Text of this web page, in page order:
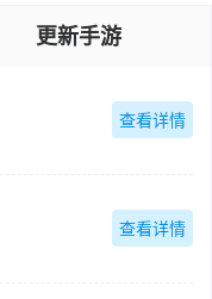
更新手游
查看详情
查看详情